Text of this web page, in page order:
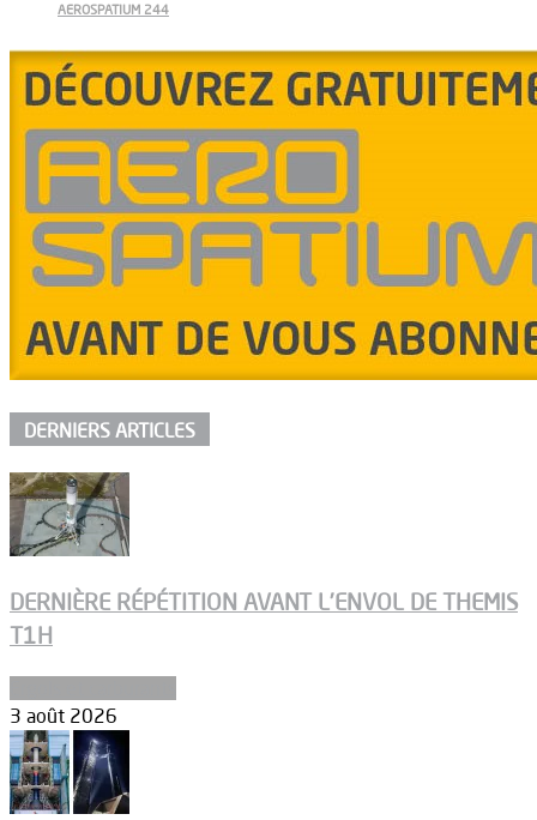
AEROSPATIUM 244
DERNIERS ARTICLES
DERNIÈRE RÉPÉTITION AVANT L’ENVOL DE THEMIS
T1H
3 août 2026